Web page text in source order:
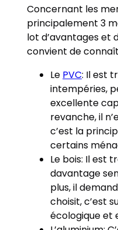
Concernant les
principalement 3
lot d’avantages et
convient de
Le PVC: Il est
intempéries,
excellente
revanche, il
c’est la
certains
Le bois: Il est
davantage
plus, il
choisit, c’est
écologique et